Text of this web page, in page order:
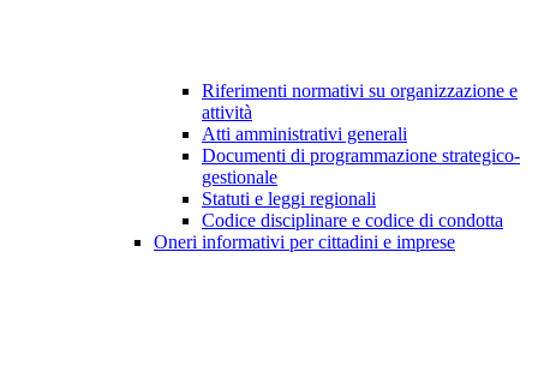
Riferimenti normativi su organizzazione e
attività
Atti amministrativi generali
Documenti di programmazione strategico-
gestionale
Statuti e leggi regionali
Codice disciplinare e codice di condotta
Oneri informativi per cittadini e imprese